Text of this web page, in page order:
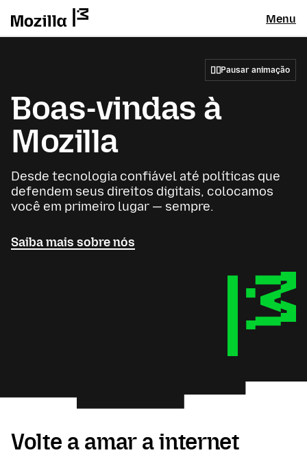
Menu
Pausar animação
Boas-vindas à
Mozilla
Desde tecnologia confiável até políticas que
defendem seus direitos digitais, colocamos
você em primeiro lugar — sempre.
Saiba mais sobre nós
Volte a amar a internet